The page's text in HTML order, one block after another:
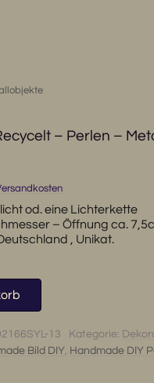
– Perlen –
od. eine Lichterkette
– Öffnung ca.
, Unikat.
13 Kategorie:
Bild DIY, Handmade DIY